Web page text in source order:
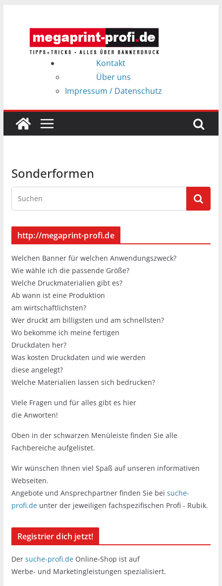
springen
Kontakt
Über uns
Impressum / Datenschutz
Sonderformen
http://megaprint-profi.de
Welchen Banner für welchen Anwendungszweck?
Wie wähle ich die passende Größe?
Welche Druckmaterialien gibt es?
Ab wann ist eine Produktion
am wirtschaftlichsten?
Wer druckt am billigsten und am schnellsten?
Wo bekomme ich meine fertigen
Druckdaten her?
Was kosten Druckdaten und wie werden
diese angelegt?
Welche Materialien lassen sich bedrucken?
Viele Fragen und für alles gibt es hier
die Anworten!
Oben in der schwarzen Menüleiste finden Sie alle
Fachbereiche aufgelistet.
Wir wünschen Ihnen viel Spaß auf unseren informativen
Webseiten.
Angebote und Ansprechpartner finden Sie bei suche-
profi.de unter der jeweiligen fachspezifischen Profi - Rubik.
Registrier dich jetzt!
Der suche-profi.de Online-Shop ist auf
Werbe- und Marketingleistungen spezialisiert.